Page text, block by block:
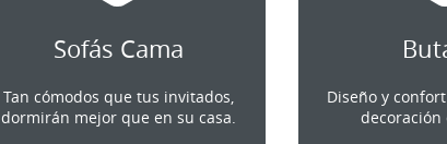
Sofás Cama
Tan cómodos que tus invitados,
dormirán mejor que en su casa.
Diseño y
decoración